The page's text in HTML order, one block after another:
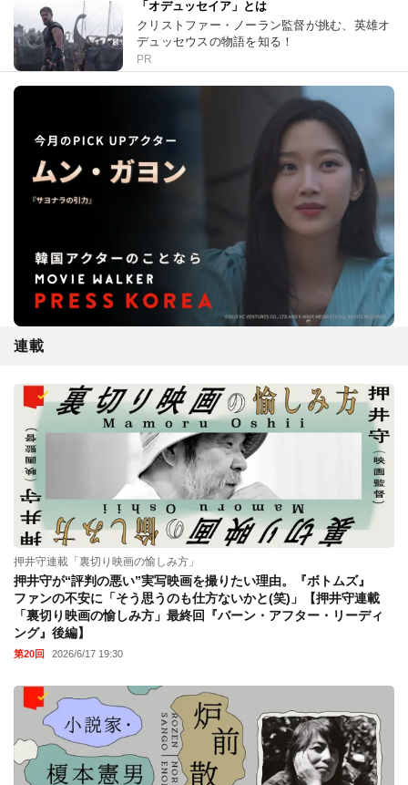
「オデュッセイア」とは
クリストファー・ノーラン監督が挑む、英雄オ
デュッセウスの物語を知る！
PR
連載
押井守連載「裏切り映画の愉しみ方」
押井守が“評判の悪い”実写映画を撮りたい理由。『ボトムズ』
ファンの不安に「そう思うのも仕方ないかと(笑)」【押井守連載
「裏切り映画の愉しみ方」最終回『バーン・アフター・リーディ
ング』後編】
第20回 2026/6/17 19:30